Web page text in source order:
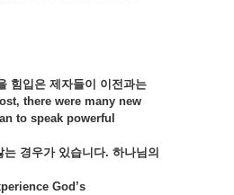
힘입은 제자들이 이전과는
there were many new
to speak powerful
경우가 있습니다. 하나님의
God’s